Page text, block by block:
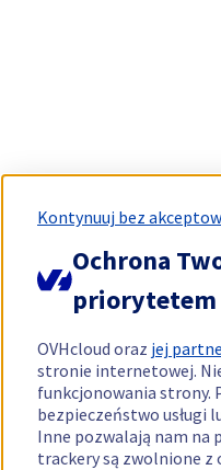
Kontynuuj bez
Ochrona
priorytetem
OVHcloud oraz jej
stronie internetowej.
funkcjonowania strony.
bezpieczeństwo usługi
Inne pozwalają nam na
trackery są zwolnione z